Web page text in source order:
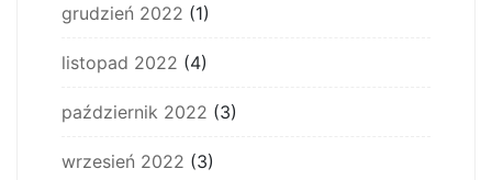
grudzień 2022 (1)
listopad 2022 (4)
październik 2022 (3)
wrzesień 2022 (3)